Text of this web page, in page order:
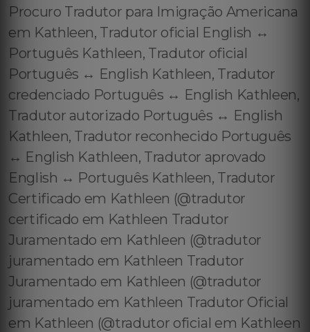
Procuro Tradutor para Imigração Americana
em Kathleen, Tradutor oficial English ↔️
Português Kathleen, Tradutor oficial
Português ↔️ English Kathleen, Tradutor
credenciado Português ↔️ English Kathleen,
Tradutor autorizado Português ↔️ English
Kathleen, Tradutor reconhecido Português
↔️ English Kathleen, Tradutor aprovado
English ↔️ Português Kathleen, Tradutor
Certificado em Kathleen (@tradutor
certificado em Kathleen Tradutor
Juramentado em Kathleen (@tradutor
juramentado em Kathleen Tradutor
Juramentado em Kathleen (@tradutor
juramentado em Kathleen Tradutor Oficial
em Kathleen (@tradutor oficial em Kathleen